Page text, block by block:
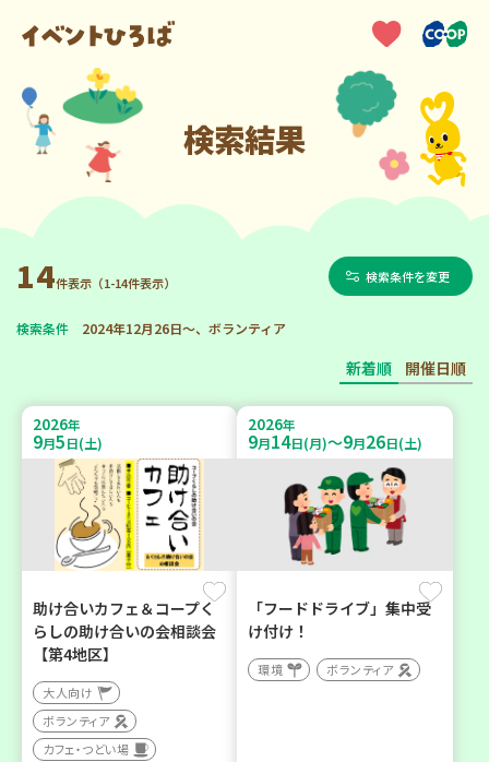
検索結果
14件表示（1-14件表示） 検索条件を変更
検索条件 2024年12月26日～、ボランティア
新着順 開催日順
2026年
9月5日(土)
助け合いカフェ＆コープく
らしの助け合いの会相談会
【第4地区】
大人向け
ボランティア
カフェ・つどい場
2026年
9月14日(月)～9月26日(土)
「フードドライブ」集中受
け付け！
環境 ボランティア